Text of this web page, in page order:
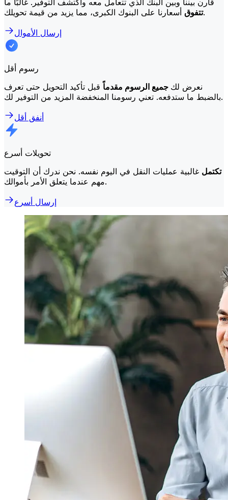
تتفوقأسعارنا على البنوك الكبرى، مما يزيد من قيمة تحويلك.
إرسال الأموال
رسوم أقل
نعرض لك جميع الرسوم مقدماًقبل تأكيد التحويل حتى تعرف
بالضبط ما ستدفعه. تعني رسومنا المنخفضة المزيد من التوفير لك.
أنفق أقل
تحويلات أسرع
تكتمل غالبية عمليات النقل في اليوم نفسه. نحن ندرك أن التوقيت
مهم عندما يتعلق الأمر بأموالك.
إرسال أسرع